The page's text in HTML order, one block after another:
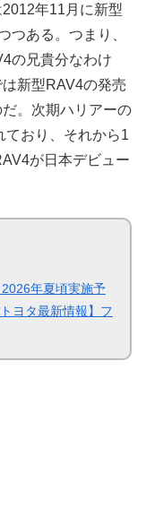
年11月に新型
つある。つまり、
の兄貴分なわけ
新型RAV4の発売
。次期ハリアーの
ており、それから1
が日本デビュー
年夏頃実施予
ヨタ最新情報】フ